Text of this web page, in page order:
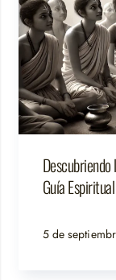
Guía
5 de